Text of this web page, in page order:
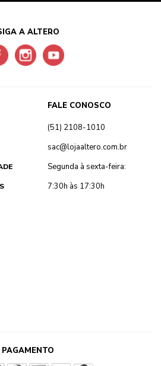
A ALTERO
FALE CONOSCO
(51) 2108-1010
sac@lojaaltero.com.br
Segunda à sexta-feira:
7:30h às 17:30h
PAGAMENTO